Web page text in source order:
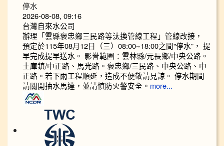
停水
2026-08-08, 09:16
台灣自來水公司
辦理「雲縣褒忠鄉三民路等汰換管線工程」管線改接，
預定於115年08月12日（三）08:00~18:00之間"停水”， 提
早完成提早送水。 影誉範圈：雲林縣/元長鄉/中央公路。
土庫鎮/中正路、馬光路。褒忠鄉/三民路、中央公路、中
正路。若下雨工程順延，造成不便敬請見諒。 停水期間
請關開抽水馬達，並請慎防火警安全。 more...